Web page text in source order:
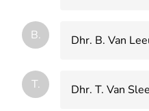
B. Dhr. B. Van
T. Dhr. T. Van